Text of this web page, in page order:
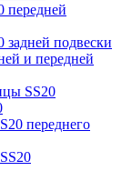
передней
задней подвески
и передней
SS20
переднего